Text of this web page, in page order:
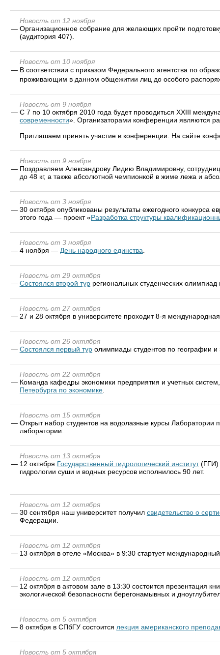
Новость от 12 ноября
— Организационное собрание для желающих пройти
(аудитория 407).
Новость от 10 ноября
— В соответствии с приказом Федерального агентства по
проживающим в данном общежитии лиц до особого
Новость от 9 ноября
— С 7 по 10 октября 2010 года будет проводиться XXIII
современности». Организаторами конференции являются
Приглашаем принять участие в конференции. На сайте
Новость от 9 ноября
— Поздравляем Александрову Лидию Владимировну,
до 48 кг, а также абсолютной чемпионкой в жиме лежа и
Новость от 3 ноября
— 30 октября опубликованы результаты ежегодного
этого года — проект «Разработка структуры
Новость от 3 ноября
— 4 ноября — День народного единства
Новость от 29 октября
— Состоялся второй туррегиональных студенческих олимпиад
Новость от 27 октября
— 27 и 28 октября в университете проходит 8-я
Новость от 26 октября
— Состоялся первый туролимпиады студентов по географии и
Новость от 22 октября
— Команда кафедры экономики предприятия и учетных
Петербурга по экономике
Новость от 15 октября
— Открыт набор студентов на водолазные курсы
лаборатории.
Новость от 13 октября
— 12 октября Государственный гидрологический институт(ГГИ)
гидрологии суши и водных ресурсов исполнилось 90 лет.
Новость от 12 октября
— 30 сентября наш университет получил свидетельство о
Федерации.
Новость от 12 октября
— 13 октября в отеле «Москва» в 9:30 стартует
Новость от 12 октября
— 12 октября в актовом зале в 13:30 состоится презентация
экологической безопасности берегонамывных и
Новость от 5 октября
— 8 октября в СПбГУ состоится лекция американского
Новость от 5 октября